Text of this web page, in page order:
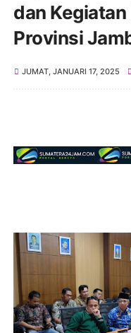
dan
Provinsi
JUMAT, JANUARI 17, 2025